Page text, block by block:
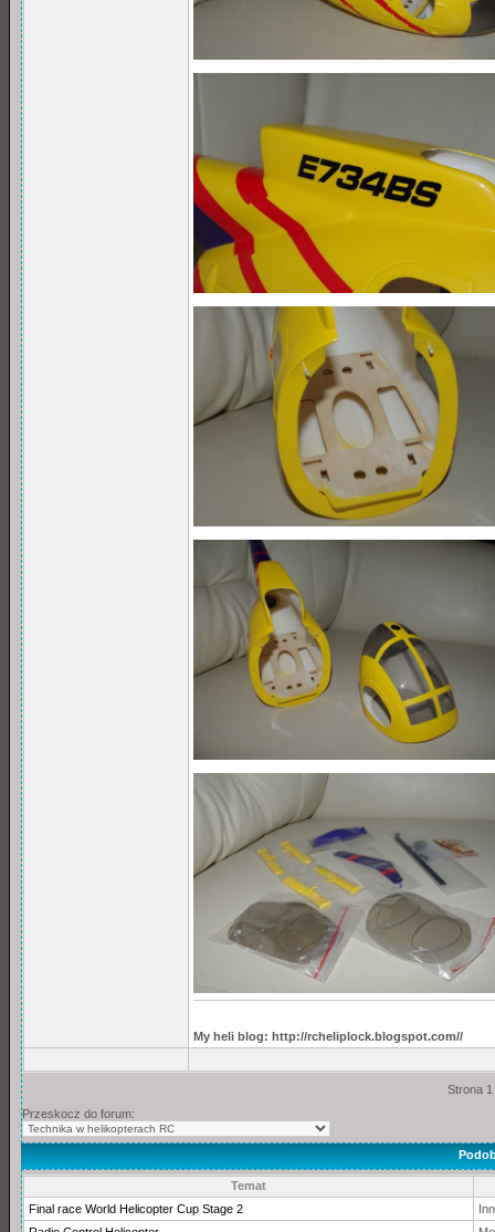
My heli blog: http://rcheliplock.blogspot.com//
Strona
Przeskocz do forum:
Temat
Final race World Helicopter Cup Stage 2